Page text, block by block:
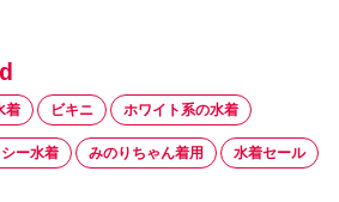
着 ビキニ ホワイト系の水着
ー水着 みのりちゃん着用 水着セール